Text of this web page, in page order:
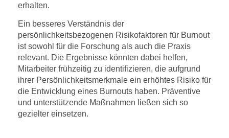
erhalten.
Ein besseres Verständnis der
persönlichkeitsbezogenen Risikofaktoren für Burnout
ist sowohl für die Forschung als auch die Praxis
relevant. Die Ergebnisse könnten dabei helfen,
Mitarbeiter frühzeitig zu identifizieren, die aufgrund
ihrer Persönlichkeitsmerkmale ein erhöhtes Risiko für
die Entwicklung eines Burnouts haben. Präventive
und unterstützende Maßnahmen ließen sich so
gezielter einsetzen.